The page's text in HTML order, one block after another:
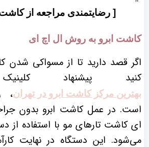
[ رضایتمندی مراجعه از
کاشت ابرو به روش ال اچ ای
اگر قصد دارید تا از مسواکی شدن
کنید پیشنهاد کلینیک
بهترین مرکز کاشت ابرو در تهران،
است. در عمل کاشت ابرو بدون
ای کاشت تارهای مو با استفاده از
می‌شود. این دستگاه در نهایت